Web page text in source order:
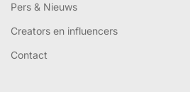
Pers & Nieuws
Creators en influencers
Contact